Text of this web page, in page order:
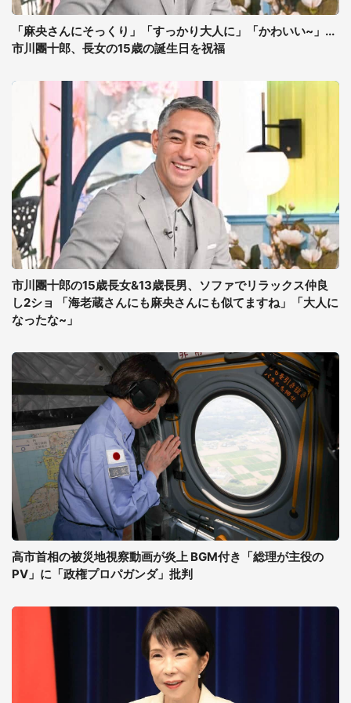
「麻央さんにそっくり」「すっかり大人に」「かわいい~」...
市川團十郎、長女の15歳の誕生日を祝福
市川團十郎の15歳長女&13歳長男、ソファでリラックス仲良
し2ショ 「海老蔵さんにも麻央さんにも似てますね」「大人に
なったな~」
高市首相の被災地視察動画が炎上 BGM付き「総理が主役の
PV」に「政権プロパガンダ」批判